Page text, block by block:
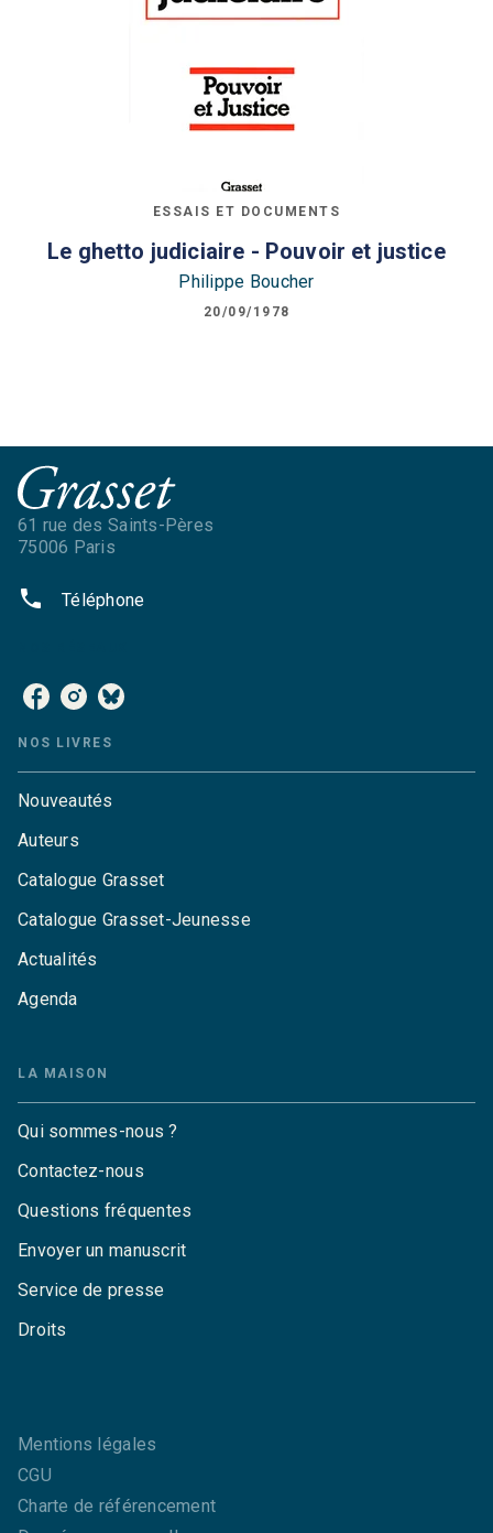
ESSAIS ET DOCUMENTS
Le ghetto judiciaire - Pouvoir et justice
Philippe Boucher
20/09/1978
61 rue des Saints-Pères
75006 Paris
phone Téléphone
NOS LIVRES
Nouveautés
Auteurs
Catalogue Grasset
Catalogue Grasset-Jeunesse
Actualités
Agenda
LA MAISON
Qui sommes-nous ?
Contactez-nous
Questions fréquentes
Envoyer un manuscrit
Service de presse
Droits
Mentions légales
CGU
Charte de référencement